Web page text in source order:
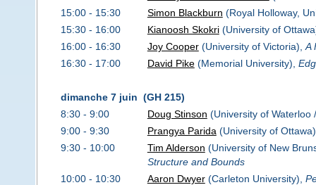
15:00 - 15:30
Simon Blackburn (Royal Holloway,
15:30 - 16:00
Kianoosh Skokri(University of
16:00 - 16:30
Joy Cooper(University of Victoria), A
16:30 - 17:00
David Pike(Memorial University),
dimanche 7 juin (GH 215)
8:30 - 9:00
Doug Stinson (University of
9:00 - 9:30
Prangya Parida (University of
9:30 - 10:00
Tim Alderson (University of New
Structure and Bounds
10:00 - 10:30
Aaron Dwyer(Carleton University),